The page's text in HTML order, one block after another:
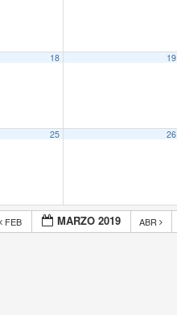
18 19
25 26
FEB MARZO 2019 ABR